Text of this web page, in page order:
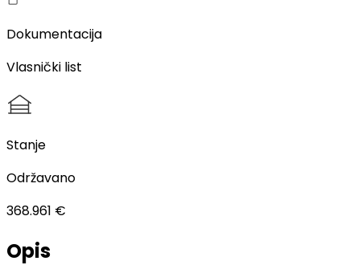
Dokumentacija
Vlasnički list
Stanje
Održavano
368.961 €
Opis